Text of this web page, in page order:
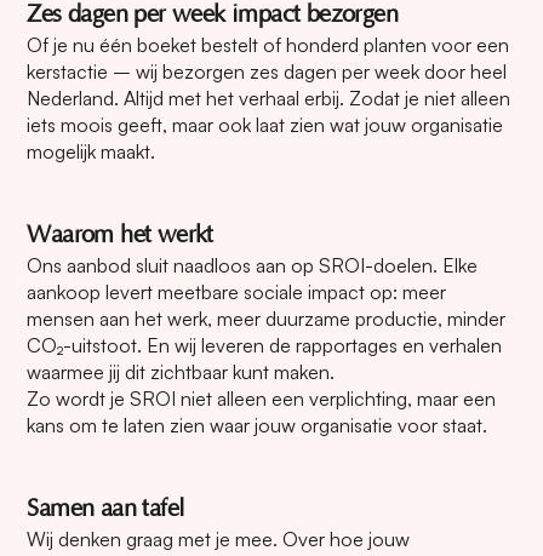
Zes dagen per week impact bezorgen
Of je nu één boeket bestelt of honderd planten voor een
kerstactie – wij bezorgen zes dagen per week door heel
Nederland. Altijd met het verhaal erbij. Zodat je niet alleen
iets moois geeft, maar ook laat zien wat jouw organisatie
mogelijk maakt.
Waarom het werkt
Ons aanbod sluit naadloos aan op SROI-doelen. Elke
aankoop levert meetbare sociale impact op: meer
mensen aan het werk, meer duurzame productie, minder
CO₂-uitstoot. En wij leveren de rapportages en verhalen
waarmee jij dit zichtbaar kunt maken.
Zo wordt je SROI niet alleen een verplichting, maar een
kans om te laten zien waar jouw organisatie voor staat.
Samen aan tafel
Wij denken graag met je mee. Over hoe jouw